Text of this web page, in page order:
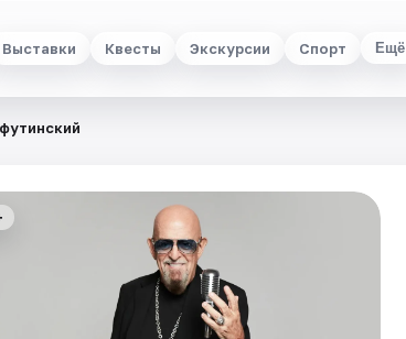
Выставки Квесты Экскурсии Спорт Ещё